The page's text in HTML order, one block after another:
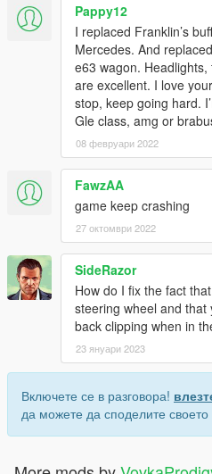
Pappy12
I replaced Franklin’s
Mercedes. And
e63 wagon.
are excellent. I love
stop, keep going hard.
Gle class, amg or
08 февруари 2022
FawzAA
game keep crashing
27 октомври 2022
SideRazor
How do I fix the fact
steering wheel and
back clipping when in
23 януари 2023
Включете се в разговора!
да можете да споделите